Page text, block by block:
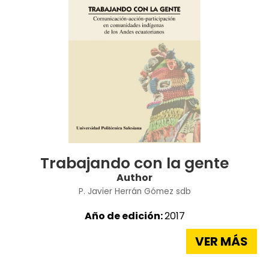
Trabajando con la gente
Author
P. Javier Herrán Gómez sdb
Año de edición:2017
VER MÁS